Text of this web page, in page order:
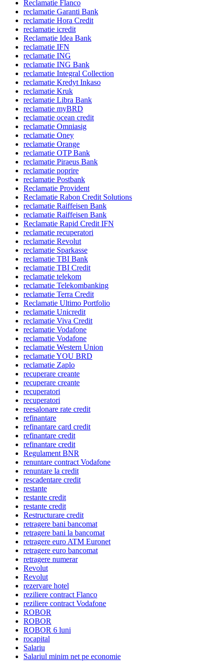
Reclamatie Flanco
reclamatie Garanti Bank
reclamatie Hora Credit
reclamatie icredit
Reclamatie Idea Bank
reclamatie IFN
reclamatie ING
reclamatie ING Bank
reclamatie Integral Collection
reclamatie Kredyt Inkaso
reclamatie Kruk
reclamatie Libra Bank
reclamatie myBRD
reclamatie ocean credit
reclamatie Omniasig
reclamatie Oney
reclamatie Orange
reclamatie OTP Bank
reclamatie Piraeus Bank
reclamatie poprire
reclamatie Postbank
Reclamatie Provident
Reclamatie Rabon Credit Solutions
reclamatie Raiffeisen Bank
reclamatie Raiffeisen Bank
Reclamatie Rapid Credit IFN
reclamatie recuperatori
reclamatie Revolut
reclamatie Sparkasse
reclamatie TBI Bank
reclamatie TBI Credit
reclamatie telekom
reclamatie Telekombanking
reclamatie Terra Credit
Reclamatie Ultimo Portfolio
reclamatie Unicredit
reclamatie Viva Credit
reclamatie Vodafone
reclamatie Vodafone
reclamatie Western Union
reclamatie YOU BRD
reclamatie Zaplo
recuperare creante
recuperare creante
recuperatori
recuperatori
reesalonare rate credit
refinantare
refinantare card credit
refinantare credit
refinantare credit
Regulament BNR
renuntare contract Vodafone
renuntare la credit
rescadentare credit
restante
restante credit
restante credit
Restructurare credit
retragere bani bancomat
retragere bani la bancomat
retragere euro ATM Euronet
retragere euro bancomat
retragere numerar
Revolut
Revolut
rezervare hotel
reziliere contract Flanco
reziliere contract Vodafone
ROBOR
ROBOR
ROBOR 6 luni
rocapital
Salariu
Salariul minim net pe economie